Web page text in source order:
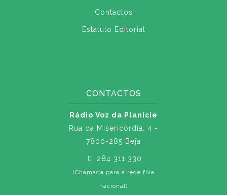
Contactos
Estatuto Editorial
CONTACTOS
Rádio Voz da Planície
Rua da Misericórdia, 4 -
7800-285 Beja
284 311 330
(Chamada para a rede fixa
nacional)